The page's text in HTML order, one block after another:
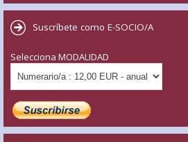
Suscríbete como E-SOCIO/A
Selecciona MODALIDAD